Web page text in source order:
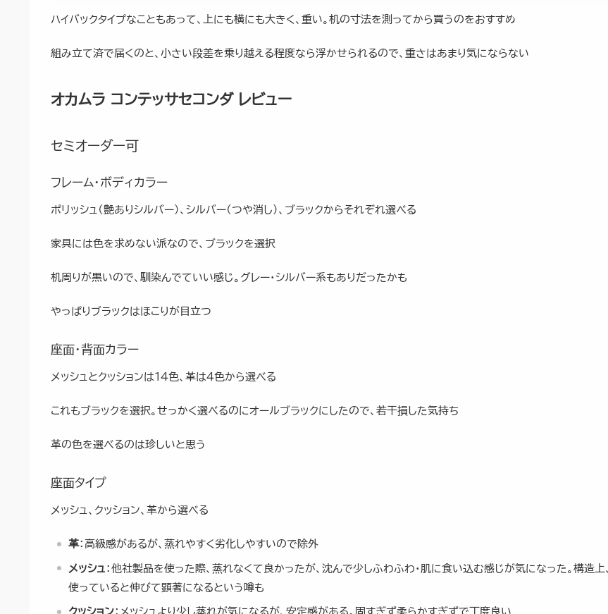
ハイバックタイプなこともあって、上にも横にも大きく、重い。机の寸法を測ってから買うのをおすすめ
組み立て済で届くのと、小さい段差を乗り越える程度なら浮かせられるので、重さはあまり気にならない
オカムラ コンテッサセコンダ レビュー
セミオーダー可
フレーム・ボディカラー
ポリッシュ（艶ありシルバー）、シルバー（つや消し）、ブラックからそれぞれ選べる
家具には色を求めない派なので、ブラックを選択
机周りが黒いので、馴染んでていい感じ。グレー・シルバー系もありだったかも
やっぱりブラックはほこりが目立つ
座面・背面カラー
メッシュとクッションは14色、革は4色から選べる
これもブラックを選択。せっかく選べるのにオールブラックにしたので、若干損した気持ち
革の色を選べるのは珍しいと思う
座面タイプ
メッシュ、クッション、革から選べる
革：高級感があるが、蒸れやすく劣化しやすいので除外
メッシュ ：他社製品を使った際、蒸れなくて良かったが、沈んで少しふわふわ・肌に食い込む感じが気になった。構造上、
使っていると伸びて顕著になるという噂も
クッション：メッシュより少し蒸れが気になるが、安定感がある。固すぎず柔らかすぎずで丁度良い